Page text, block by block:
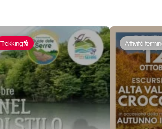
Trekking Attività